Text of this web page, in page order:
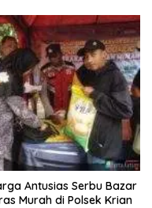
Antusias Serbu Bazar
Murah di Polsek Krian